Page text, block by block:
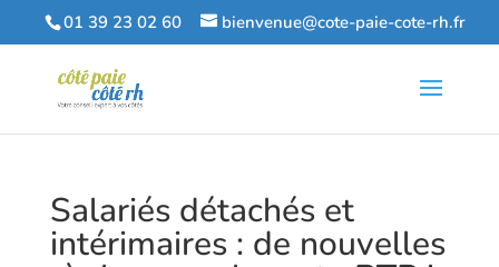
01 39 23 02 60 bienvenue@cote-paie-cote-rh.fr
Salariés détachés et
intérimaires : de nouvelles